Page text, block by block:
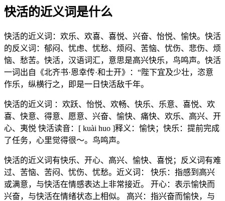
快活的近义词是什么
快活的近义词：欢乐、欢喜、喜悦、兴奋、怡悦、愉快。快活
的反义词：郁闷、忧虑、忧愁、烦闷、苦恼、忧伤、悲伤、烦
恼、愁苦。快活，汉语词汇，意思是高兴快乐，鸟鸣声。快活
一词出自《北齐书·恩幸传·和士开》：“陛下宜及少壮，恣意
作乐，纵横行之，即是一日快活敌千年。
快活的近义词 ：欢跃、怡悦、欢畅、快乐、乐意、喜悦、欢
喜、快意、得意、愿意、兴奋、愉快、痛快、欢乐、高兴、开
心、夷悦 快活读音：[ kuài huo ]释义：愉快；快乐：提前完成
了任务，心里觉得很～。鸟鸣声。
快活的近义词有快乐、开心、高兴、愉快、喜悦；反义词有难
过、苦恼、苦闷、忧伤、忧愁。近义词： 快乐：指感到高兴
或满意，与快活在情感表达上非常接近。 开心：表示愉快而
兴奋，与快活在情绪状态上相似。 高兴：指兴奋而愉快，与